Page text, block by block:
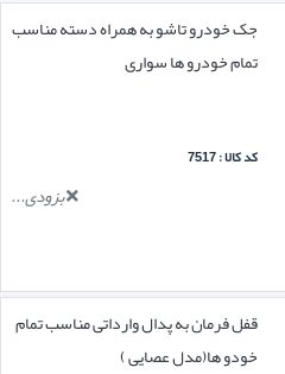
جک خودرو تاشو به همراه دسته مناسب
تمام خودرو ها سواری
کد کالا : 7517
بزودی...
قفل فرمان به پدال وارداتی مناسب تمام
خودو ها(مدل عصایی )